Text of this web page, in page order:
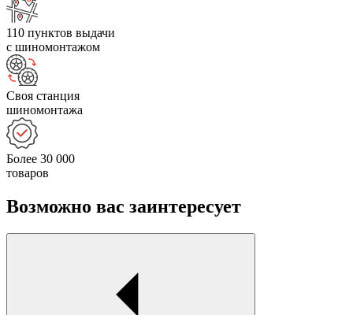
110 пунктов выдачи
с шиномонтажом
Своя станция
шиномонтажа
Более 30 000
товаров
Возможно вас заинтересует